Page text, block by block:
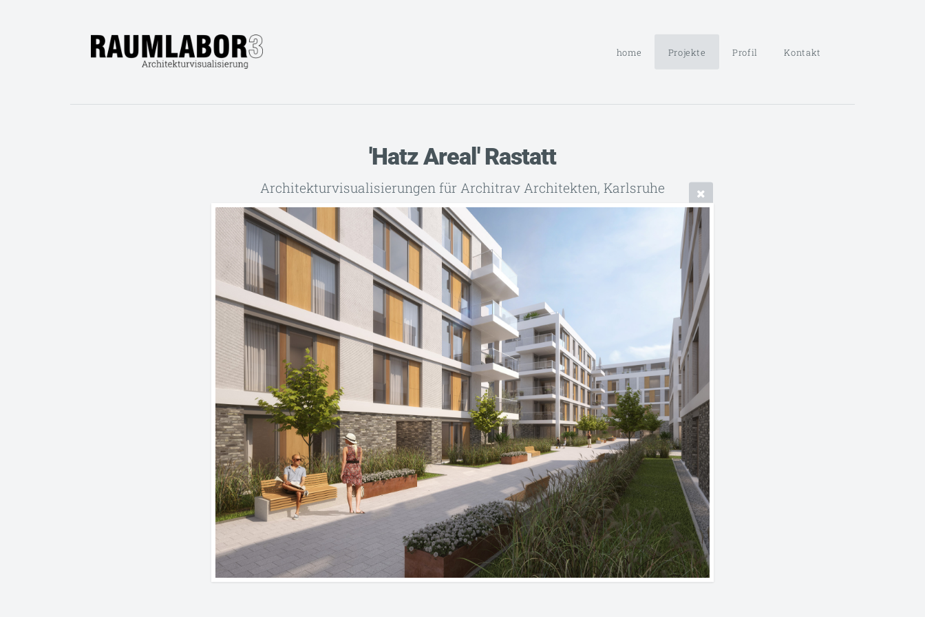
home Projekte Profil Kontakt
'Hatz Areal' Rastatt
Architekturvisualisierungen für Architrav Architekten, Karlsruhe